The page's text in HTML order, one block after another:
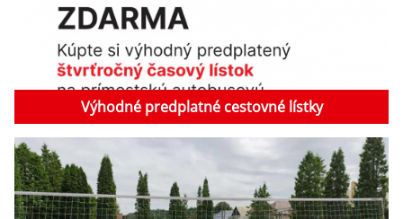
Výhodné predplatné cestovné lístky